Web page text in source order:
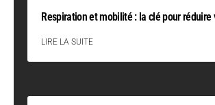
Respiration et mobilité : la clé pour réduire
LIRE LA SUITE